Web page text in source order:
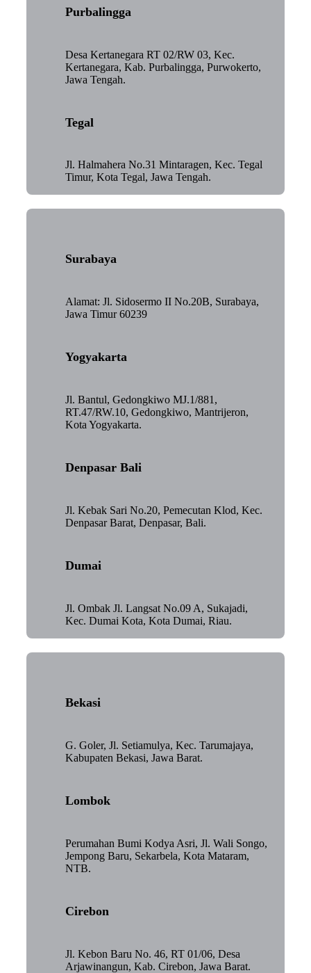
Purbalingga
Desa Kertanegara RT 02/RW 03, Kec.
Kertanegara, Kab. Purbalingga, Purwokerto,
Jawa Tengah.
Tegal
Jl. Halmahera No.31 Mintaragen, Kec. Tegal
Timur, Kota Tegal, Jawa Tengah.
Surabaya
Alamat: Jl. Sidosermo II No.20B, Surabaya,
Jawa Timur 60239
Yogyakarta
Jl. Bantul, Gedongkiwo MJ.1/881,
RT.47/RW.10, Gedongkiwo, Mantrijeron,
Kota Yogyakarta.
Denpasar Bali
Jl. Kebak Sari No.20, Pemecutan Klod, Kec.
Denpasar Barat, Denpasar, Bali.
Dumai
Jl. Ombak Jl. Langsat No.09 A, Sukajadi,
Kec. Dumai Kota, Kota Dumai, Riau.
Bekasi
G. Goler, Jl. Setiamulya, Kec. Tarumajaya,
Kabupaten Bekasi, Jawa Barat.
Lombok
Perumahan Bumi Kodya Asri, Jl. Wali Songo,
Jempong Baru, Sekarbela, Kota Mataram,
NTB.
Cirebon
Jl. Kebon Baru No. 46, RT 01/06, Desa
Arjawinangun, Kab. Cirebon, Jawa Barat.